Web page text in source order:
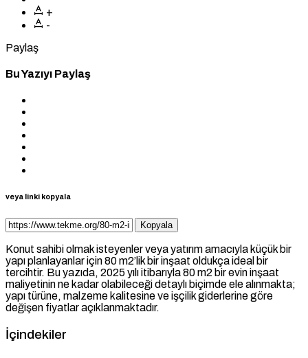
+
-
Paylaş
Bu Yazıyı Paylaş
veya linki kopyala
Kopyala
Konut sahibi olmak isteyenler veya yatırım amacıyla küçük bir
yapı planlayanlar için 80 m2’lik bir inşaat oldukça ideal bir
tercihtir. Bu yazıda, 2025 yılı itibarıyla 80 m2 bir evin inşaat
maliyetinin ne kadar olabileceği detaylı biçimde ele alınmakta;
yapı türüne, malzeme kalitesine ve işçilik giderlerine göre
değişen fiyatlar açıklanmaktadır.
İçindekiler